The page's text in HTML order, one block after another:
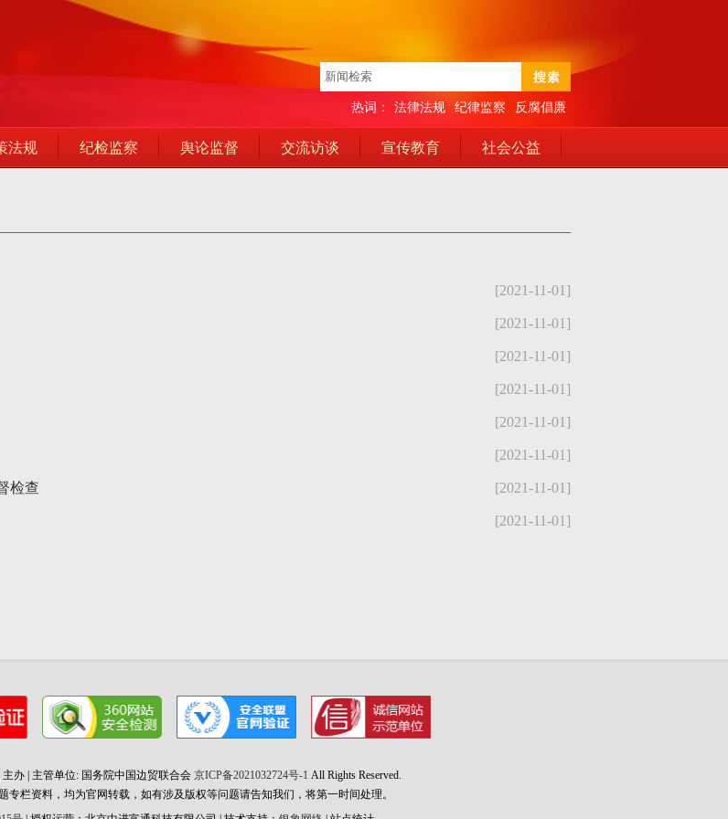
热词： 法律法规 纪律监察 反腐倡廉
法规 纪检监察 舆论监督 交流访谈 宣传教育 社会公益
[2021-11-01]
[2021-11-01]
[2021-11-01]
[2021-11-01]
[2021-11-01]
[2021-11-01]
检查 [2021-11-01]
[2021-11-01]
办 | 主管单位: 国务院中国边贸联合会 京ICP备2021032724号-1 All Rights Reserved.
专栏资料，均为官网转载，如有涉及版权等问题请告知我们，将第一时间处理。